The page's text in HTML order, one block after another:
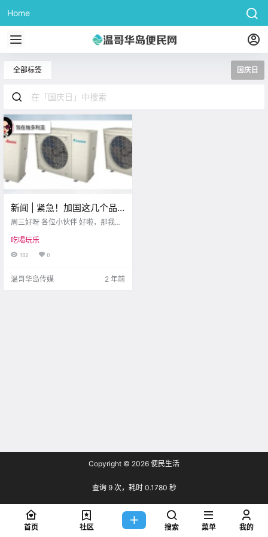
Home
全部标签 国庆日
新闻 | 紧急！加国这几个品
牌热泵召回！加拿大国庆日
周三好呀 各位小伙伴 好啦，那我们
热泵紧急召回！ chek news 加拿大
卫生部表示 该国销售的数千台热泵
吃喝玩乐
102 0
温哥华岛传媒 2 年前
Copyright © 2026 便民生活
查询 9 次，耗时 0.1780 秒
首页 社区 搜索 菜单 我的